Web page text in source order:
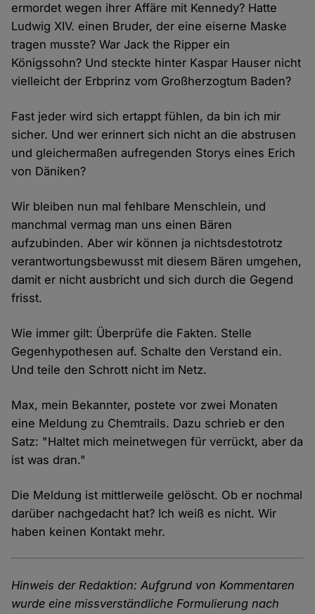
ermordet wegen ihrer Affäre mit Kennedy? Hatte
Ludwig XIV. einen Bruder, der eine eiserne Maske
tragen musste? War Jack the Ripper ein
Königssohn? Und steckte hinter Kaspar Hauser nicht
vielleicht der Erbprinz vom Großherzogtum Baden?
Fast jeder wird sich ertappt fühlen, da bin ich mir
sicher. Und wer erinnert sich nicht an die abstrusen
und gleichermaßen aufregenden Storys eines Erich
von Däniken?
Wir bleiben nun mal fehlbare Menschlein, und
manchmal vermag man uns einen Bären
aufzubinden. Aber wir können ja nichtsdestotrotz
verantwortungsbewusst mit diesem Bären umgehen,
damit er nicht ausbricht und sich durch die Gegend
frisst.
Wie immer gilt: Überprüfe die Fakten. Stelle
Gegenhypothesen auf. Schalte den Verstand ein.
Und teile den Schrott nicht im Netz.
Max, mein Bekannter, postete vor zwei Monaten
eine Meldung zu Chemtrails. Dazu schrieb er den
Satz: "Haltet mich meinetwegen für verrückt, aber da
ist was dran."
Die Meldung ist mittlerweile gelöscht. Ob er nochmal
darüber nachgedacht hat? Ich weiß es nicht. Wir
haben keinen Kontakt mehr.
Hinweis der Redaktion: Aufgrund von Kommentaren
wurde eine missverständliche Formulierung nach